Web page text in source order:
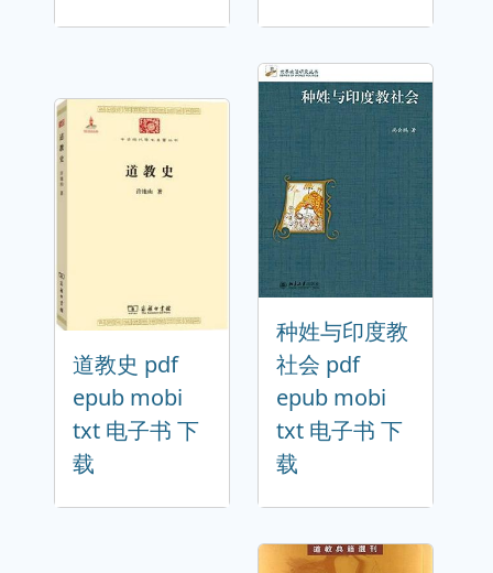
道教史 pdf
epub mobi
txt 电子书 下
载
种姓与印度教
社会 pdf
epub mobi
txt 电子书 下
载